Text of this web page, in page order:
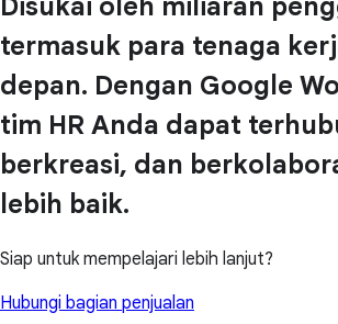
Disukai oleh miliaran
termasuk para tenaga
depan. Dengan Google
tim HR Anda dapat
berkreasi, dan
lebih baik.
Siap untuk mempelajari lebih lanjut?
Hubungi bagian penjualan